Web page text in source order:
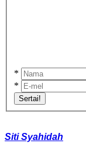
*
*
Sertai!
Siti Syahidah